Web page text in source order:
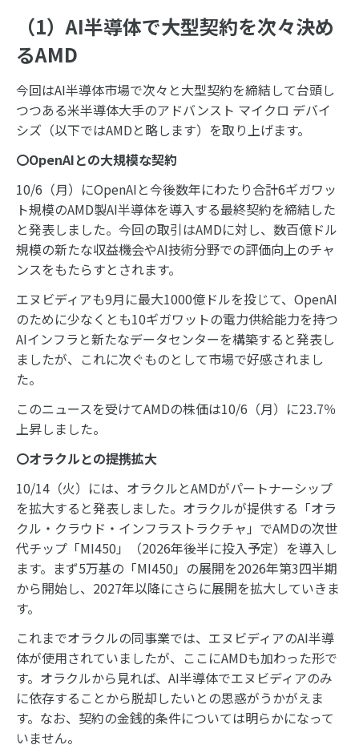
（1）AI半導体で大型契約を次々決め
るAMD
今回はAI半導体市場で次々と大型契約を締結して台頭し
つつある米半導体大手のアドバンスト マイクロ デバイ
シズ（以下ではAMDと略します）を取り上げます。
〇OpenAIとの大規模な契約
10/6（月）にOpenAIと今後数年にわたり合計6ギガワッ
ト規模のAMD製AI半導体を導入する最終契約を締結した
と発表しました。今回の取引はAMDに対し、数百億ドル
規模の新たな収益機会やAI技術分野での評価向上のチャ
ンスをもたらすとされます。
エヌビディアも9月に最大1000億ドルを投じて、OpenAI
のために少なくとも10ギガワットの電力供給能力を持つ
AIインフラと新たなデータセンターを構築すると発表し
ましたが、これに次ぐものとして市場で好感されまし
た。
このニュースを受けてAMDの株価は10/6（月）に23.7％
上昇しました。
〇オラクルとの提携拡大
10/14（火）には、オラクルとAMDがパートナーシップ
を拡大すると発表しました。オラクルが提供する「オラ
クル・クラウド・インフラストラクチャ」でAMDの次世
代チップ「MI450」（2026年後半に投入予定）を導入し
ます。まず5万基の「MI450」の展開を2026年第3四半期
から開始し、2027年以降にさらに展開を拡大していきま
す。
これまでオラクルの同事業では、エヌビディアのAI半導
体が使用されていましたが、ここにAMDも加わった形で
す。オラクルから見れば、AI半導体でエヌビディアのみ
に依存することから脱却したいとの思惑がうかがえま
す。なお、契約の金銭的条件については明らかになって
いません。